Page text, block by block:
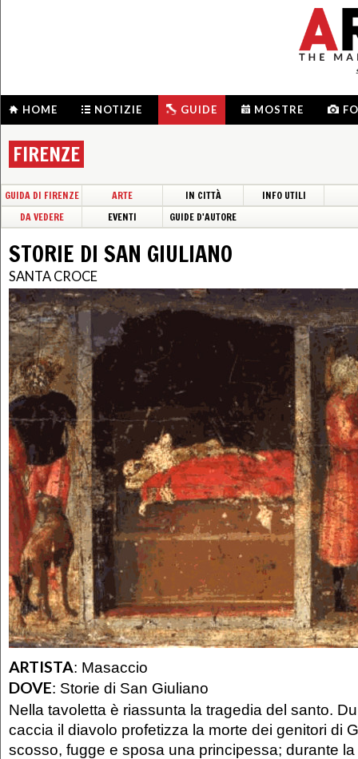
HOME NOTIZIE GUIDE MOSTRE
FIRENZE
GUIDA DI FIRENZE ARTE IN CITTÀ
INFO UTILI
DA VEDERE
EVENTI GUIDE D'AUTORE
STORIE DI SAN GIULIANO
SANTA CROCE
ARTISTA: Masaccio
DOVE: Storie di San Giuliano
Nella tavoletta è riassunta la tragedia del santo.
caccia il diavolo profetizza la morte dei genitori di
scosso, fugge e sposa una principessa; durante